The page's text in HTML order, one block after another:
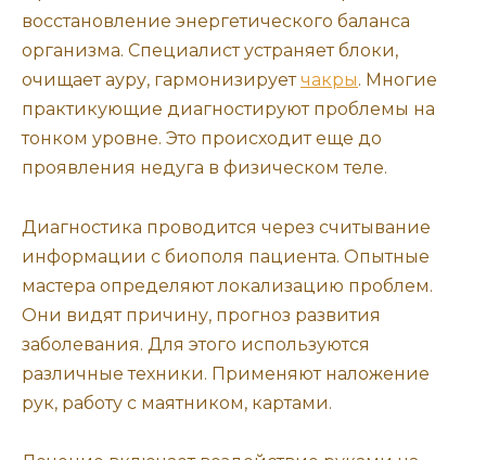
восстановление энергетического баланса
организма. Специалист устраняет блоки,
очищает ауру, гармонизируетчакры. Многие
практикующие диагностируют проблемы на
тонком уровне. Это происходит еще до
проявления недуга в физическом теле.
Диагностика проводится через считывание
информации с биополя пациента. Опытные
мастера определяют локализацию проблем.
Они видят причину, прогноз развития
заболевания. Для этого используются
различные техники. Применяют наложение
рук, работу с маятником, картами.